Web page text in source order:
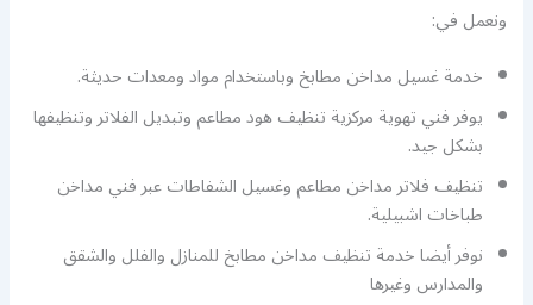
ونعمل في:
خدمة غسيل مداخن مطابخ وباستخدام مواد ومعدات حديثة.
يوفر فني تهوية مركزية تنظيف هود مطاعم وتبديل الفلاتر وتنظيفها
بشكل جيد.
تنظيف فلاتر مداخن مطاعم وغسيل الشفاطات عبر فني مداخن
طباخات اشبيلية.
نوفر أيضا خدمة تنظيف مداخن مطابخ للمنازل والفلل والشقق
والمدارس وغيرها